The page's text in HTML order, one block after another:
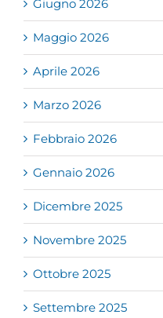
Giugno 2026
Maggio 2026
Aprile 2026
Marzo 2026
Febbraio 2026
Gennaio 2026
Dicembre 2025
Novembre 2025
Ottobre 2025
Settembre 2025